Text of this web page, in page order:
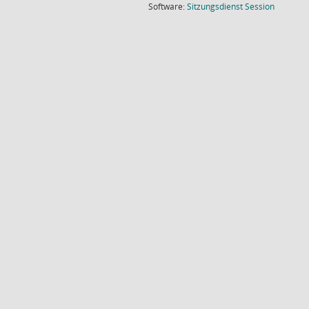
Software:SitzungsdienstSession(Wird in